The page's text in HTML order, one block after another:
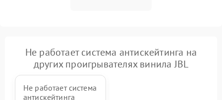
Не работает система антискейтинга на
других проигрывателях винила JBL
Не работает система
антискейтинга